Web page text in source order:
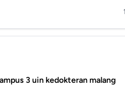
3 uin kedokteran malang